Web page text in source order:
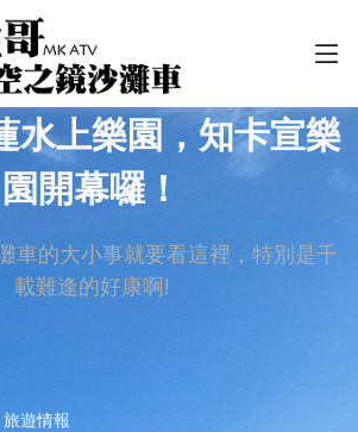
水上樂園，知卡宣樂
園開幕囉！
車的大小事就要看這裡，特別是千
載難逢的好康啊!
旅遊情報